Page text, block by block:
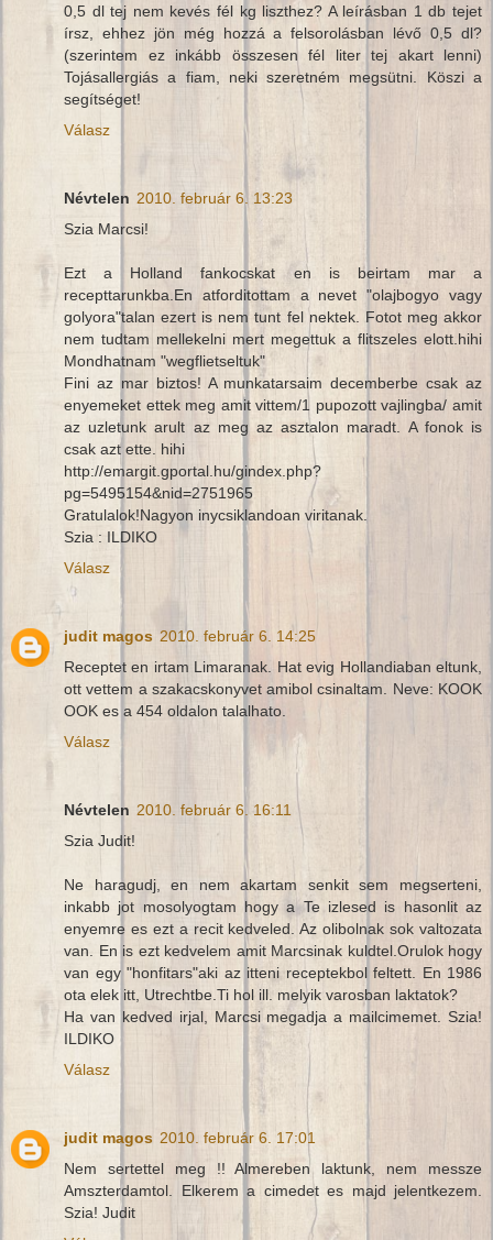
0,5 dl tej nem kevés fél kg liszthez? A leírásban 1 db tejet
írsz, ehhez jön még hozzá a felsorolásban lévő 0,5 dl?
(szerintem ez inkább összesen fél liter tej akart lenni)
Tojásallergiás a fiam, neki szeretném megsütni. Köszi a
segítséget!
Válasz
Névtelen 2010. február 6. 13:23
Szia Marcsi!
Ezt a Holland fankocskat en is beirtam mar a
recepttarunkba.En atforditottam a nevet "olajbogyo vagy
golyora"talan ezert is nem tunt fel nektek. Fotot meg akkor
nem tudtam mellekelni mert megettuk a flitszeles elott.hihi
Mondhatnam "wegflietseltuk"
Fini az mar biztos! A munkatarsaim decemberbe csak az
enyemeket ettek meg amit vittem/1 pupozott vajlingba/ amit
az uzletunk arult az meg az asztalon maradt. A fonok is
csak azt ette. hihi
http://emargit.gportal.hu/gindex.php?
pg=5495154&nid=2751965
Gratulalok!Nagyon inycsiklandoan viritanak.
Szia : ILDIKO
Válasz
judit magos 2010. február 6. 14:25
Receptet en irtam Limaranak. Hat evig Hollandiaban eltunk,
ott vettem a szakacskonyvet amibol csinaltam. Neve: KOOK
OOK es a 454 oldalon talalhato.
Válasz
Névtelen 2010. február 6. 16:11
Szia Judit!
Ne haragudj, en nem akartam senkit sem megserteni,
inkabb jot mosolyogtam hogy a Te izlesed is hasonlit az
enyemre es ezt a recit kedveled. Az olibolnak sok valtozata
van. En is ezt kedvelem amit Marcsinak kuldtel.Orulok hogy
van egy "honfitars"aki az itteni receptekbol feltett. En 1986
ota elek itt, Utrechtbe.Ti hol ill. melyik varosban laktatok?
Ha van kedved irjal, Marcsi megadja a mailcimemet. Szia!
ILDIKO
Válasz
judit magos 2010. február 6. 17:01
Nem sertettel meg !! Almereben laktunk, nem messze
Amszterdamtol. Elkerem a cimedet es majd jelentkezem.
Szia! Judit